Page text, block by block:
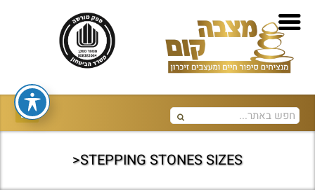
STEPPING STONES SIZES<